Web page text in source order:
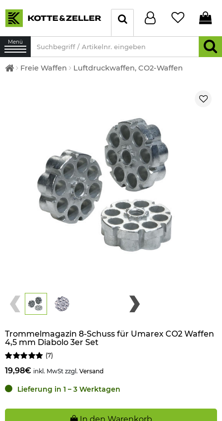
Menü
Freie Waffen Luftdruckwaffen, CO2-Waffen
Trommelmagazin 8-Schuss für Umarex CO2 Waffen
4,5 mm Diabolo 3er Set
(7)
19,98€ inkl. MwSt zzgl. Versand
Lieferung in 1 – 3 Werktagen